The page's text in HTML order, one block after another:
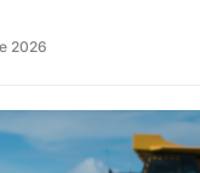
2026